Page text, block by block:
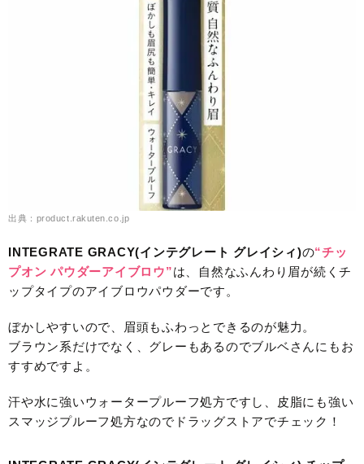
出典：product.rakuten.co.jp
INTEGRATE GRACY(インテグレート グレイシィ)の“チッ
プオン パウダーアイブロウ”は、自然なふんわり眉が続くチ
ップタイプのアイブロウパウダーです。
ぼかしやすいので、眉頭もふわっとできるのが魅力。
ブラウン系だけでなく、グレーもあるのでブルベさんにもお
すすめですよ。
汗や水に強いウォータープルーフ処方ですし、皮脂にも強い
スマッジプルーフ処方なのでドラッグストアでチェック！